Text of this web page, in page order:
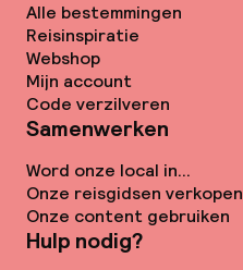
Alle bestemmingen
Reisinspiratie
Webshop
Mijn account
Code verzilveren
Samenwerken
Word onze local in...
Onze reisgidsen verkopen
Onze content gebruiken
Hulp nodig?